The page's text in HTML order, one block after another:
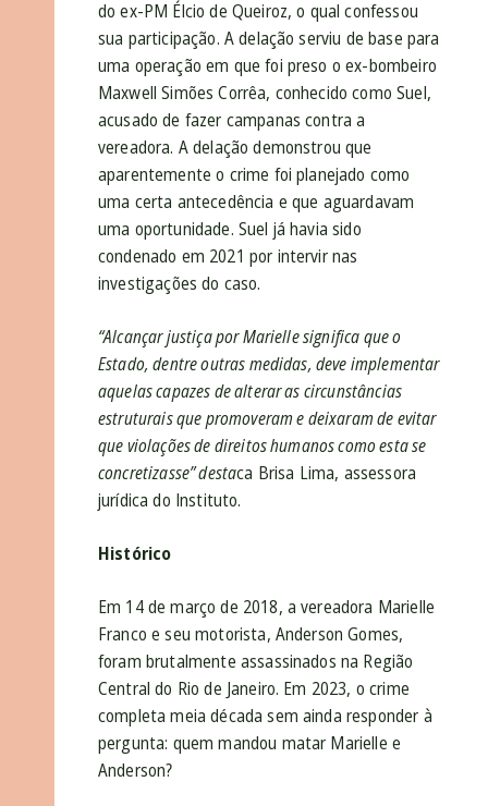
do ex-PM Élcio de Queiroz, o qual confessou
sua participação. A delação serviu de base para
uma operação em que foi preso o ex-bombeiro
Maxwell Simões Corrêa, conhecido como Suel,
acusado de fazer campanas contra a
vereadora. A delação demonstrou que
aparentemente o crime foi planejado como
uma certa antecedência e que aguardavam
uma oportunidade. Suel já havia sido
condenado em 2021 por intervir nas
investigações do caso.
“Alcançar justiça por Marielle significa que o
Estado, dentre outras medidas, deve implementar
aquelas capazes de alterar as circunstâncias
estruturais que promoveram e deixaram de evitar
que violações de direitos humanos como esta se
concretizasse” destaca Brisa Lima, assessora
jurídica do Instituto.
Histórico
Em 14 de março de 2018, a vereadora Marielle
Franco e seu motorista, Anderson Gomes,
foram brutalmente assassinados na Região
Central do Rio de Janeiro. Em 2023, o crime
completa meia década sem ainda responder à
pergunta: quem mandou matar Marielle e
Anderson?